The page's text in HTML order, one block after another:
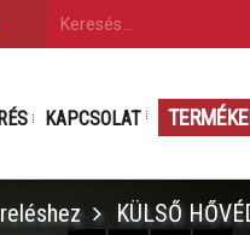
KAPCSOLAT
KÜLSŐ